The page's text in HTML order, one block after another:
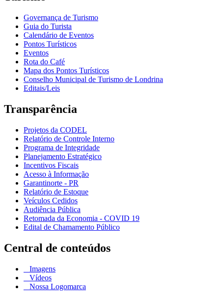
Governança de Turismo
Guia do Turista
Calendário de Eventos
Pontos Turísticos
Eventos
Rota do Café
Mapa dos Pontos Turísticos
Conselho Municipal de Turismo de Londrina
Editais/Leis
Transparência
Projetos da CODEL
Relatório de Controle Interno
Programa de Integridade
Planejamento Estratégico
Incentivos Fiscais
Acesso à Informação
Garantinorte - PR
Relatório de Estoque
Veículos Cedidos
Audiência Pública
Retomada da Economia - COVID 19
Edital de Chamamento Público
Central de conteúdos
Imagens
Vídeos
Nossa Logomarca